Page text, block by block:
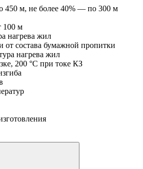
450 м, не более 40% — по 300 м
100 м
нагрева жил
от состава бумажной пропитки
нагрева жил
200 °C при токе КЗ